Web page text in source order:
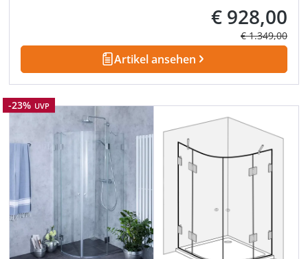
Verkaufspreis:
€ 928,00
Regulärer
€ 1.349,00
Artikel ansehen
Rabatt
-23% UVP